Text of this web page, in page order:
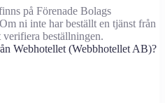
på Förenade Bolags
ni inte har beställt en tjänst från
verifiera beställningen.
Webhotellet (Webbhotellet AB)?